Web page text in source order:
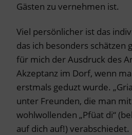
Gästen zu vernehmen ist.
Viel persönlicher ist das
das ich besonders schätzen
für mich der Ausdruck des
Akzeptanz im Dorf, wenn
erstmals geduzt wurde.
unter Freunden, die man
wohlwollenden „Pfüat di“
auf dich auf!) verabschiedet.